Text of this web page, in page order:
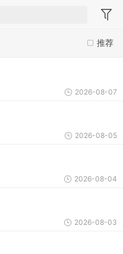
推荐
2026-08-07
2026-08-05
2026-08-04
2026-08-03